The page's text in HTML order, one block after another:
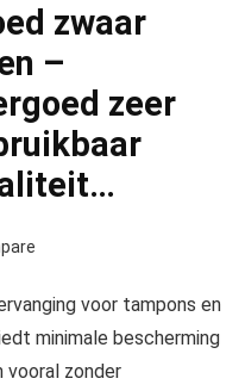
zwaar
–
zeer
voor tampons en
minimale bescherming
vooral zonder